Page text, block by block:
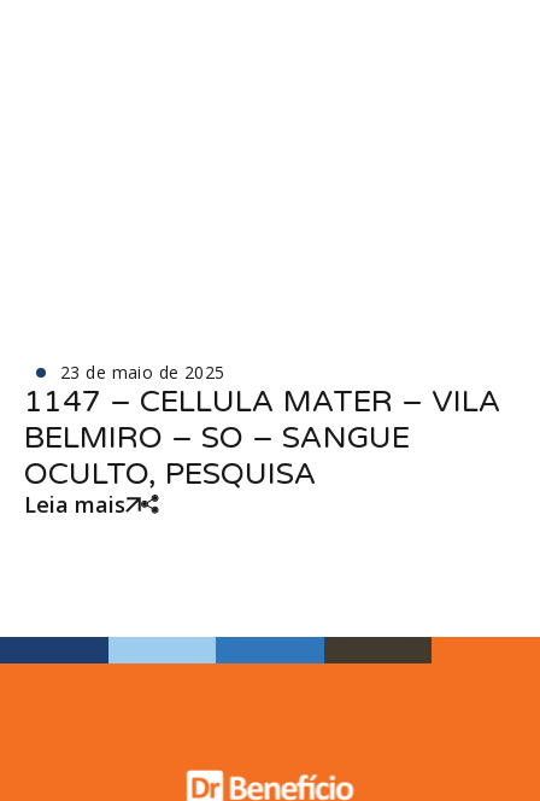
23 de maio de 2025
1147 – CELLULA MATER – VILA
BELMIRO – SO – SANGUE
OCULTO, PESQUISA
Leia mais